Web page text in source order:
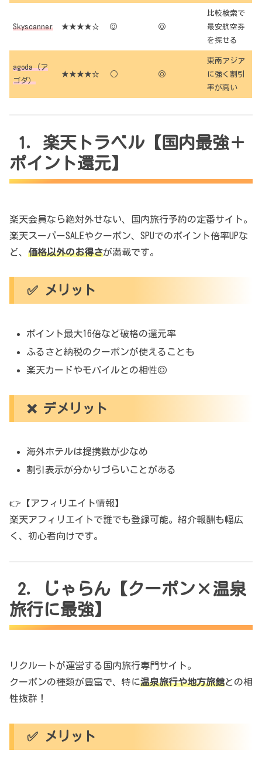
Skyscanner ★★★★☆ ◎ ◎
比較検索で
最安航空券
を探せる
agoda（ア
ゴダ）
★★★★☆ ○ ◎
東南アジア
に強く割引
率が高い
1. 楽天トラベル【国内最強＋
ポイント還元】
楽天会員なら絶対外せない、国内旅行予約の定番サイト。
楽天スーパーSALEやクーポン、SPUでのポイント倍率UPな
ど、 価格以外のお得さが満載です。
✅ メリット
ポイント最大16倍など破格の還元率
ふるさと納税のクーポンが使えることも
楽天カードやモバイルとの相性◎
❌ デメリット
海外ホテルは提携数が少なめ
割引表示が分かりづらいことがある
👉【アフィリエイト情報】
楽天アフィリエイトで誰でも登録可能。紹介報酬も幅広
く、初心者向けです。
2. じゃらん【クーポン×温泉
旅行に最強】
リクルートが運営する国内旅行専門サイト。
クーポンの種類が豊富で、特に温泉旅行や地方旅館との相
性抜群！
✅ メリット